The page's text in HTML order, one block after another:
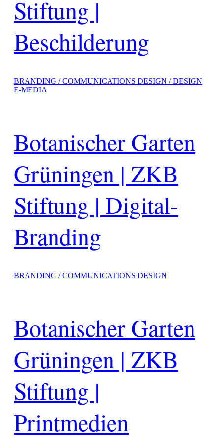
Stiftung |
Beschilderung
BRANDING / COMMUNICATIONS DESIGN / DESIGN
E-MEDIA
Botanischer Garten
Grüningen | ZKB
Stiftung | Digital-
Branding
BRANDING / COMMUNICATIONS DESIGN
Botanischer Garten
Grüningen | ZKB
Stiftung |
Printmedien